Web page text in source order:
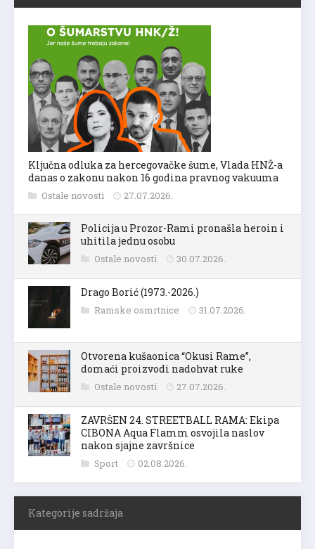
Ključna odluka za hercegovačke šume, Vlada HNŽ-a
danas o zakonu nakon 16 godina pravnog vakuuma
Ostale novosti 27.07.2026.
Policija u Prozor-Rami pronašla heroin i
uhitila jednu osobu
Ostale novosti 30.07.2026.
Drago Borić (1973.-2026.)
Ramske osmrtnice 31.07.2026.
Otvorena kušaonica “Okusi Rame”,
domaći proizvodi nadohvat ruke
Ostale novosti 27.07.2026.
ZAVRŠEN 24. STREETBALL RAMA: Ekipa
CIBONA Aqua Flamm osvojila naslov
nakon sjajne završnice
Sport 02.08.2026.
Kategorije sadržaja